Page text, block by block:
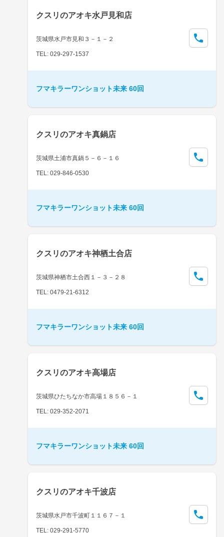
クスリのアオキ水戸見和店
茨城県水戸市見和３－１－２
TEL: 029-297-1537
フマキラーワンショット未来 60回
クスリのアオキ真鍋店
茨城県土浦市真鍋５－６－１６
TEL: 029-846-0530
フマキラーワンショット未来 60回
クスリのアオキ神栖土合店
茨城県神栖市土合西１－３－２８
TEL: 0479-21-6312
フマキラーワンショット未来 60回
クスリのアオキ高場店
茨城県ひたちなか市高場１８５６－１
TEL: 029-352-2071
フマキラーワンショット未来 60回
クスリのアオキ千波店
茨城県水戸市千波町１１６７－１
TEL: 029-291-5770